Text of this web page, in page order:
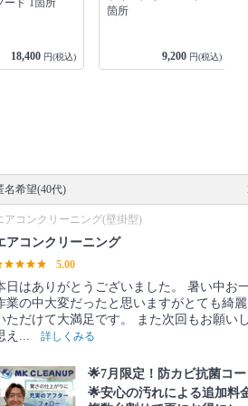
ード 1箇所
18,400 円(税込)
箇所
9,200 円(税込)
名希望(40代)
アコンクリーニング(壁掛型)
アコンクリーニング
5.00
日はありがとうございました。 暑い中お
業の中大変だったと思いますがとても綺
ただけて大満足です。 また次回もお願い
え...
詳しくみる
🌟7月限定！防カビ抗菌コ
🌟安心の汚れによる追加料